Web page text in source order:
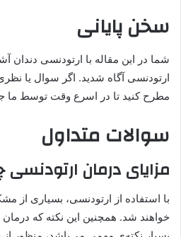
سخن پایانی
شما در این مقاله با ارتودنسی دندان
ارتودنسی آگاه شدید. اگر سوال یا
مطرح کنید تا در اسرع وقت توسط ما
سوالات متداول
مزایای درمان
با استفاده از ارتودنسی، بسیاری از
خواهند شد. همچنین این نکته که